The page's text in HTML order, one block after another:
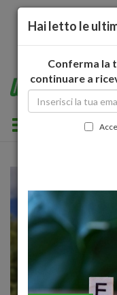
Toggle
Hai letto le
Conferma la
continuare a